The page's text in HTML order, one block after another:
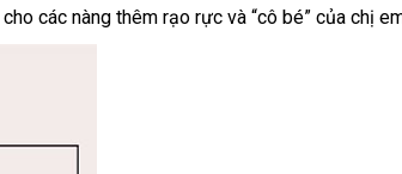
Bản
Loan
cho vận
các nàng thêm rạo rực hỗ
và “cô bé” thanh
của chị